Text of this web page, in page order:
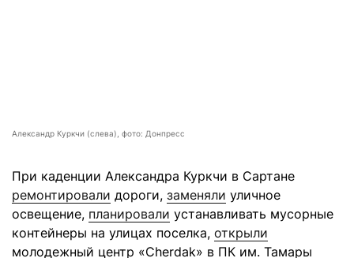
Александр Куркчи (слева), фото: Донпресс
При каденции Александра Куркчи в Сартане
ремонтировали дороги, заменяли уличное
освещение, планировали устанавливать мусорные
контейнеры на улицах поселка, открыли
молодежный центр «Cherdak» в ПК им. Тамары